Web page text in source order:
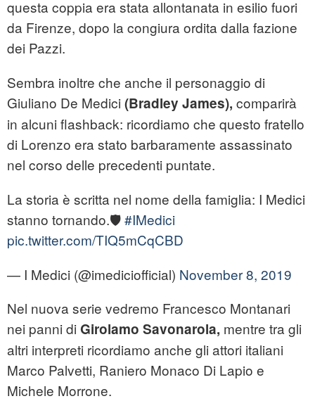
questa coppia era stata allontanata in esilio fuori
da Firenze, dopo la congiura ordita dalla fazione
dei Pazzi.
Sembra inoltre che anche il personaggio di
Giuliano De Medici (Bradley James), comparirà
in alcuni flashback: ricordiamo che questo fratello
di Lorenzo era stato barbaramente assassinato
nel corso delle precedenti puntate.
La storia è scritta nel nome della famiglia: I Medici
stanno tornando.🛡️#IMedici
pic.twitter.com/TIQ5mCqCBD
— I Medici (@imediciofficial) November 8, 2019
Nel nuova serie vedremo Francesco Montanari
nei panni di Girolamo Savonarola, mentre tra gli
altri interpreti ricordiamo anche gli attori italiani
Marco Palvetti, Raniero Monaco Di Lapio e
Michele Morrone.